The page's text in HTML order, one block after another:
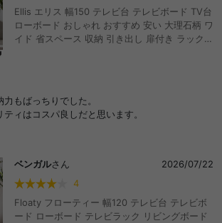
Ellis エリス 幅150 テレビ台 テレビボード TV台
ローボード おしゃれ おすすめ 安い 大理石柄 ワ
イド 省スペース 収納 引き出し 扉付き ラック
もばっちりでした。
ィはコスパ良しだと思います。
ベンガルさん
2026/07/22
4
Floaty フローティー 幅120 テレビ台 テレビボ
ード ローボード テレビラック リビングボード